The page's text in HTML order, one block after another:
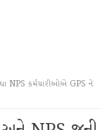
NPS કર્મચારીઓએ GPS ને